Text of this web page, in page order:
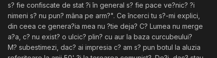
s? fie confiscate de stat ?i în general s? fie pace ve?nic? ?i
nimeni s? nu pun? mâna pe arm?". Ce încerci tu s?-mi explici,
din ceea ce genera?ia mea nu ?tie deja? C? Lumea nu merge
a?a, c? nu exist? o ulcic? plin? cu aur la baza curcubeului?
M? subestimezi, dac? ai impresia c? am s? pun botul la aluzia